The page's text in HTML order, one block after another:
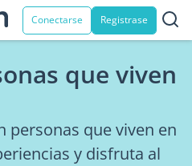
Conectarse Registrase
que viven
personas que viven en
y disfruta al